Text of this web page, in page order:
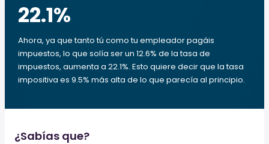
22.1%
Ahora, ya que tanto tú como tu empleador pagáis
impuestos, lo que solía ser un 12.6% de la tasa de
impuestos, aumenta a 22.1%. Esto quiere decir que la tasa
impositiva es 9.5% más alta de lo que parecía al principio.
¿Sabías que?